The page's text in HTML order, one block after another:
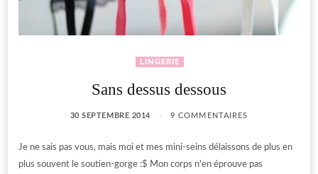
LINGERIE
Sans dessus dessous
30 SEPTEMBRE 2014 9 COMMENTAIRES
Je ne sais pas vous, mais moi et mes mini-seins délaissons de plus en
plus souvent le soutien-gorge :$ Mon corps n’en éprouve pas